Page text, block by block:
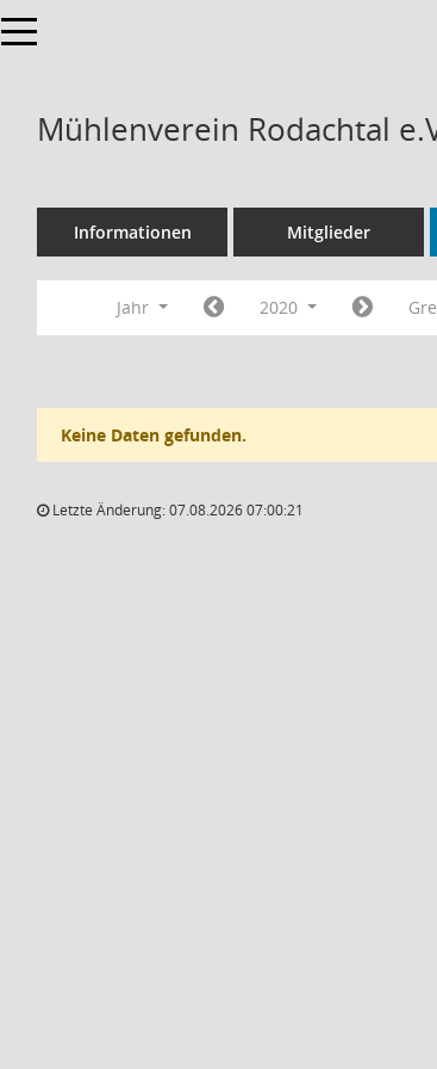
Toggle navigation
Mühlenverein Rodachtal
Informationen Mitglieder
Jahr 2020
Keine Daten gefunden.
Letzte Änderung: 07.08.2026 07:00:21